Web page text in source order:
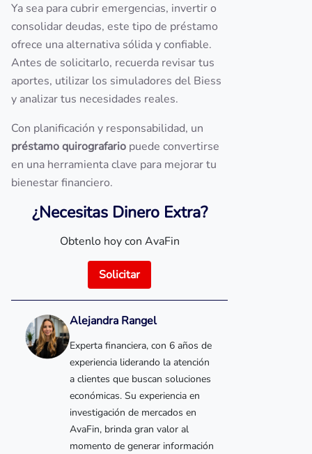
Ya sea para cubrir emergencias, invertir o
consolidar deudas, este tipo de préstamo
ofrece una alternativa sólida y confiable.
Antes de solicitarlo, recuerda revisar tus
aportes, utilizar los simuladores del Biess
y analizar tus necesidades reales.
Con planificación y responsabilidad, un
préstamo quirografario puede convertirse
en una herramienta clave para mejorar tu
bienestar financiero.
¿Necesitas Dinero Extra?
Obtenlo hoy con AvaFin
Solicitar
Alejandra Rangel
Experta financiera, con 6 años de
experiencia liderando la atención
a clientes que buscan soluciones
económicas. Su experiencia en
investigación de mercados en
AvaFin, brinda gran valor al
momento de generar información